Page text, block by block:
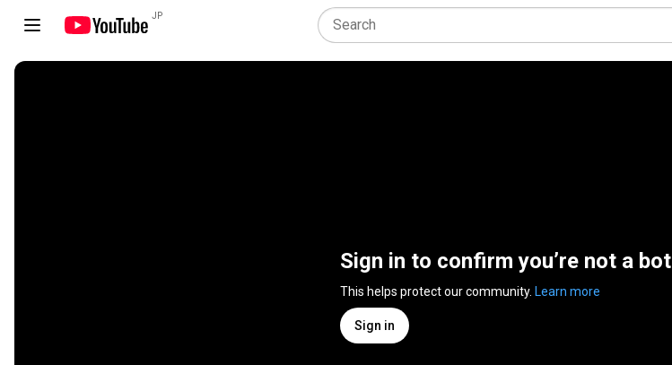
JP
Sign in to confirm you’re not a bot
This helps protect our community. Learn more
Sign in